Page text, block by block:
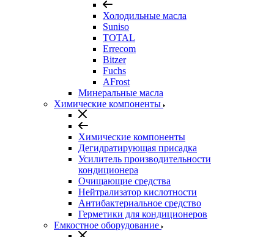
Холодильные масла
Suniso
TOTAL
Errecom
Bitzer
Fuchs
AFrost
Минеральные масла
Химические компоненты
Химические компоненты
Дегидратирующая присадка
Усилитель производительности
кондиционера
Очищающие средства
Нейтрализатор кислотности
Антибактериальное средство
Герметики для кондиционеров
Емкостное оборудование